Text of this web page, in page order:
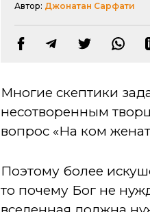
Автор: Джонатан Сарфати
Многие скептики
несотворенным
вопрос «На ком женат
Поэтому более
то почему Бог не